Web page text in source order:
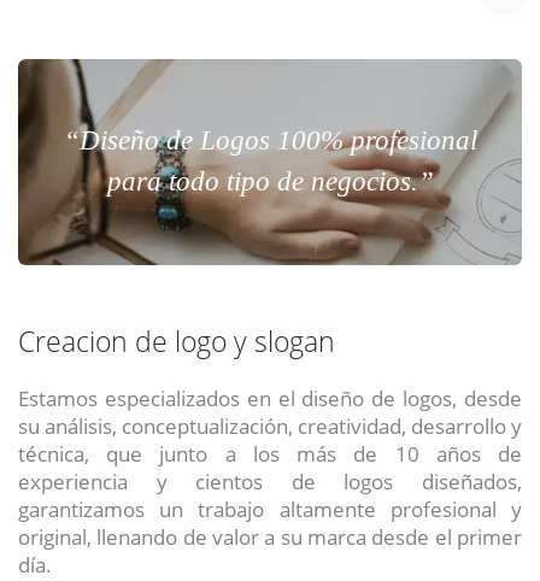
“Diseño de Logos 100% profesional
para todo tipo de negocios.”
Creacion de logo y slogan
Estamos especializados en el diseño de logos, desde
su análisis, conceptualización, creatividad, desarrollo y
técnica, que junto a los más de 10 años de
experiencia y cientos de logos diseñados,
garantizamos un trabajo altamente profesional y
original, llenando de valor a su marca desde el primer
día.